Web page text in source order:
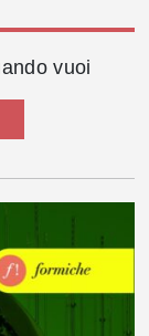
vuoi